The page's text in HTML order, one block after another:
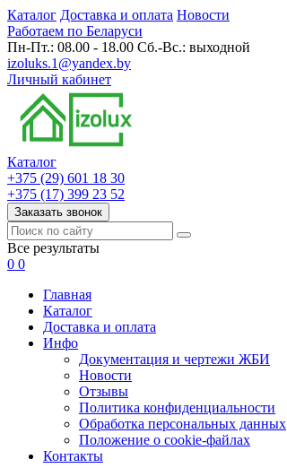
Каталог Доставка и оплата Новости
Работаем по Беларуси
Пн-Пт.: 08.00 - 18.00 Сб.-Вс.: выходной
izoluks.1@yandex.by
Личный кабинет
Каталог
+375 (29) 601 18 30
+375 (17) 399 23 52
Заказать звонок
Все результаты
0 0
Главная
Каталог
Доставка и оплата
Инфо
Документация и чертежи ЖБИ
Новости
Отзывы
Политика конфиденциальности
Обработка персональных данных
Положение о cookie-файлах
Контакты